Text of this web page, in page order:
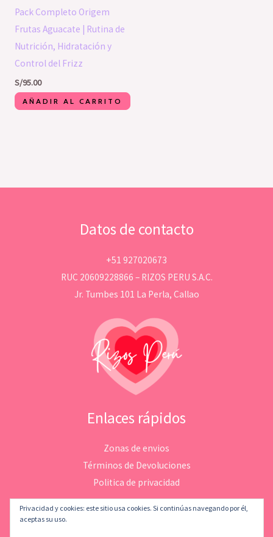
Pack Completo Origem
Frutas Aguacate | Rutina de
Nutrición, Hidratación y
Control del Frizz
S/95.00
AÑADIR AL CARRITO
Datos de contacto
+51 927020673
RUC 20609228866 – RIZOS PERU S.A.C.
Jr. Tumbes 101 La Perla, Callao
Enlaces rápidos
Zonas de envios
Términos de Devoluciones
Politica de privacidad
Privacidad y cookies: este sitio usa cookies. Si continúas navegando por él,
aceptas su uso.